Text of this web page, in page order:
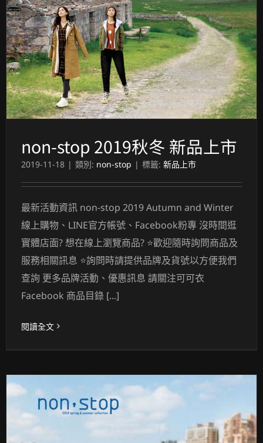
non-stop 2019秋冬 新品上市
2019-11-18 | 類別: non-stop | 標籤: 新品上市
最新活動資訊 non-stop 2019 Autumn and Winter
線上購物、LINE官方帳號、Facebook粉專 沒時間逛
實體店面? 想在線上瀏覽商品? ⭐歡迎隨時詢問商品及
服務相關訊息 ⭐詢問時請提供品牌及貨號以方便我們
查詢 更多品牌活動、優惠訊息 請關注可可衣
Facebook 商品目錄 [...]
閱讀全文